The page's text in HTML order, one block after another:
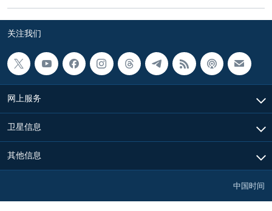
关注我们
网上服务
卫星信息
其他信息
中国时间